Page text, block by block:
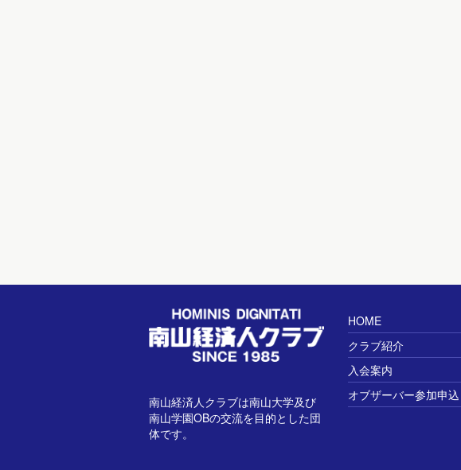
南山経済人クラブは南山大学及び
南山学園OBの交流を目的とした団
体です。
HOME
クラブ紹介
入会案内
オブザーバー参加申込